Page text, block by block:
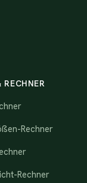
Rechner
Rechner